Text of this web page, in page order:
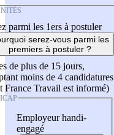
parmi les 1ers à postuler
serez-vous parmi les
premiers à postuler ?
de plus de 15 jours,
moins de 4 candidatures
France Travail est informé)
Employeur handi-
engagé